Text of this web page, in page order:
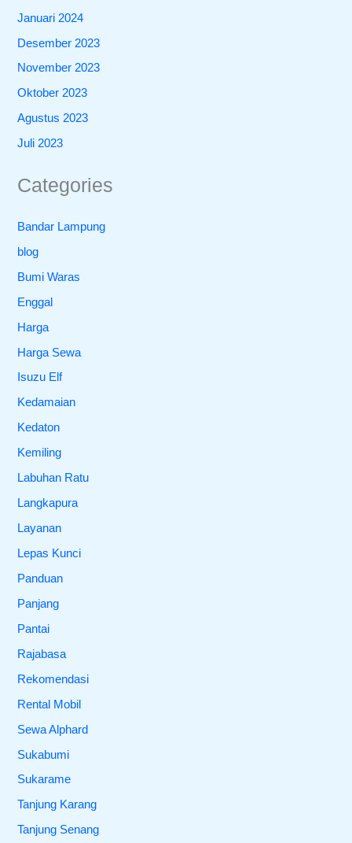
Januari 2024
Desember 2023
November 2023
Oktober 2023
Agustus 2023
Juli 2023
Categories
Bandar Lampung
blog
Bumi Waras
Enggal
Harga
Harga Sewa
Isuzu Elf
Kedamaian
Kedaton
Kemiling
Labuhan Ratu
Langkapura
Layanan
Lepas Kunci
Panduan
Panjang
Pantai
Rajabasa
Rekomendasi
Rental Mobil
Sewa Alphard
Sukabumi
Sukarame
Tanjung Karang
Tanjung Senang